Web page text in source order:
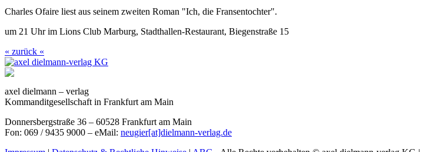
Charles Ofaire liest aus seinem zweiten Roman "Ich, die Fransentochter".
um 21 Uhr im Lions Club Marburg, Stadthallen-Restaurant, Biegenstraße 15
« zurück «
axel dielmann – verlag
Kommanditgesellschaft in Frankfurt am Main
Donnersbergstraße 36 – 60528 Frankfurt am Main
Fon: 069 / 9435 9000 – eMail: neugier[at]dielmann-verlag.de